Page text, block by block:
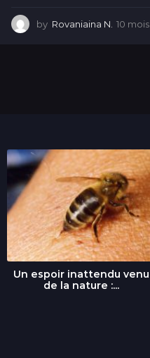
by Rovaniaina N. 10 mois
Un espoir inattendu venu
de la nature :...